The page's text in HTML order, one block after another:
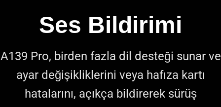
Ses Bildirimi
A139 Pro, birden fazla dil desteği sunar ve
ayar değişikliklerini veya hafıza kartı
hatalarını, açıkça bildirerek sürüş